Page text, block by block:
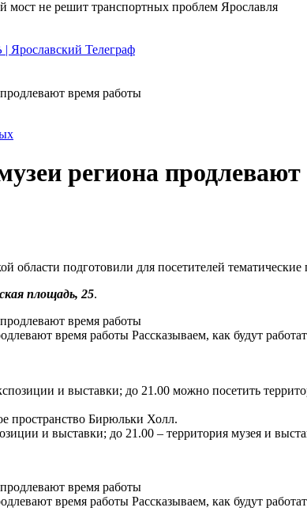
региона
области подготовили для посетителей
площадь, 25.
время работы Рассказываем, как будут
и выставки; до 21.00 можно посетить
пространство Бирюльки Холл.
и выставки; до 21.00 – территория музея и
время работы Рассказываем, как будут